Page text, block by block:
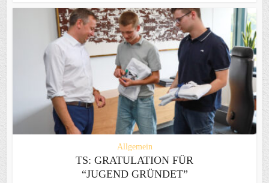
Allgemein
TS: GRATULATION FÜR
“JUGEND GRÜNDET”